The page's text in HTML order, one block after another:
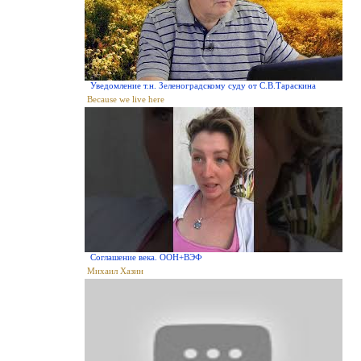
Уведомление т.н. Зеленоградскому суду от С.В.Тараскина
Because we live here
Соглашение века. ООН+ВЭФ
Михаил Хазин